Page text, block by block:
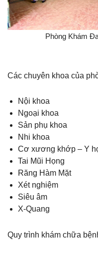
Phòng Khám
Các chuyên khoa của
Nội khoa
Ngoại khoa
Sản phụ khoa
Nhi khoa
Cơ xương khớp – Y
Tai Mũi Họng
Răng Hàm Mặt
Xét nghiệm
Siêu âm
X-Quang
Quy trình khám chữa